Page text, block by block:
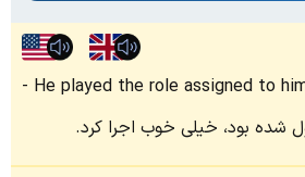
He played the role assigned to
شده بود، خیلی خوب اجرا کرد.